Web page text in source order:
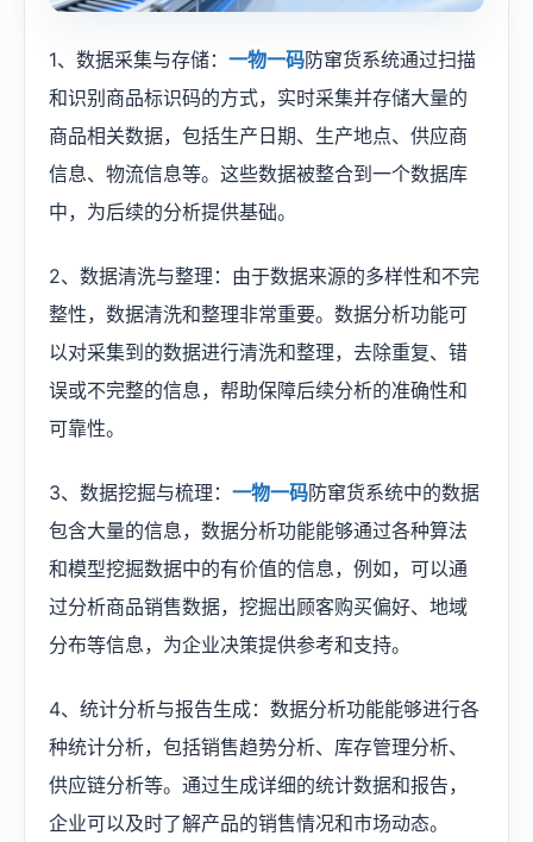
1、数据采集与存储： 一物一码防窜货系统通过扫描
和识别商品标识码的方式，实时采集并存储大量的
商品相关数据，包括生产日期、生产地点、供应商
信息、物流信息等。这些数据被整合到一个数据库
中，为后续的分析提供基础。
2、数据清洗与整理：由于数据来源的多样性和不完
整性，数据清洗和整理非常重要。数据分析功能可
以对采集到的数据进行清洗和整理，去除重复、错
误或不完整的信息，帮助保障后续分析的准确性和
可靠性。
3、数据挖掘与梳理： 一物一码防窜货系统中的数据
包含大量的信息，数据分析功能能够通过各种算法
和模型挖掘数据中的有价值的信息，例如，可以通
过分析商品销售数据，挖掘出顾客购买偏好、地域
分布等信息，为企业决策提供参考和支持。
4、统计分析与报告生成：数据分析功能能够进行各
种统计分析，包括销售趋势分析、库存管理分析、
供应链分析等。通过生成详细的统计数据和报告，
企业可以及时了解产品的销售情况和市场动态。